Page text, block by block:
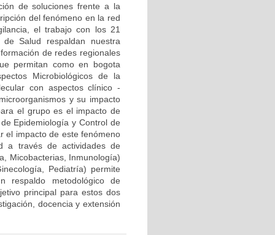
de soluciones frente a la
del fenómeno en la red
el trabajo con los 21
Salud respaldan nuestra
de redes regionales
permitan como en bogota
Microbiológicos de la
con aspectos clínico -
y su impacto
el grupo es el impacto de
Epidemiología y Control de
el impacto de este fenómeno
a través de actividades de
Micobacterias, Inmunología)
Pediatría) permite
respaldo metodológico de
principal para estos dos
docencia y extensión